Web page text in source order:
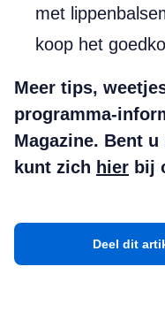
met
koop het
Meer tips,
programma-
Magazine. Bent
kunt zich hier bij
Deel dit